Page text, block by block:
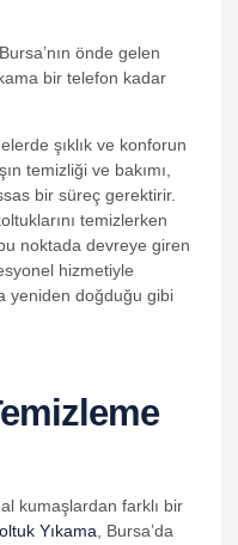
önde gelen
bir telefon kadar
şıklık ve konforun
temizliği ve bakımı,
bir süreç gerektirir.
temizlerken
noktada devreye giren
hizmetiyle
yeniden doğduğu gibi
kumaşlardan farklı bir
Yıkama , Bursa’da